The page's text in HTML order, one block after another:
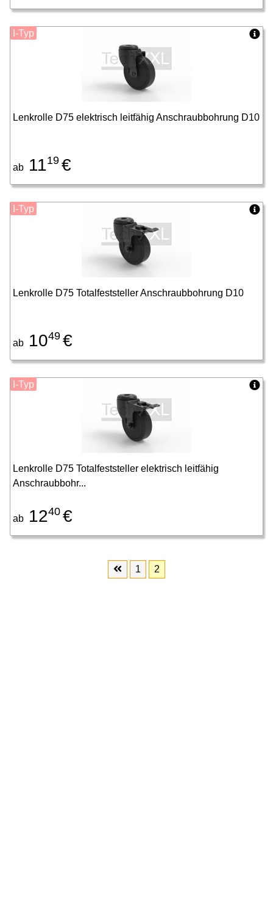
Lenkrolle D75 elektrisch leitfähig Anschraubbohrung D10
ab 1119 €
I-Typ
Lenkrolle D75 Totalfeststeller Anschraubbohrung D10
ab 1049 €
I-Typ
Lenkrolle D75 Totalfeststeller elektrisch leitfähig
Anschraubbohr...
ab 1240 €
I-Typ
1 2